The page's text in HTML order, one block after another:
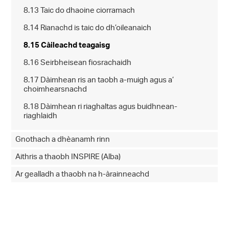
8.13 Taic do dhaoine ciorramach
8.14 Rianachd is taic do dh’oileanaich
8.15 Càileachd teagaisg
8.16 Seirbheisean fiosrachaidh
8.17 Dàimhean ris an taobh a-muigh agus a’
choimhearsnachd
8.18 Dàimhean ri riaghaltas agus buidhnean-
riaghlaidh
Gnothach a dhèanamh rinn
Aithris a thaobh INSPIRE (Alba)
Ar gealladh a thaobh na h-àrainneachd